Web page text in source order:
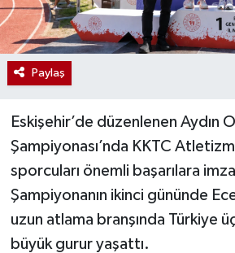
Paylaş
Eskişehir’de düzenlenen Aydın
Şampiyonası’nda KKTC
sporcuları önemli başarılara
Şampiyonanın ikinci gününde
uzun atlama branşında Türkiye
büyük gurur yaşattı.